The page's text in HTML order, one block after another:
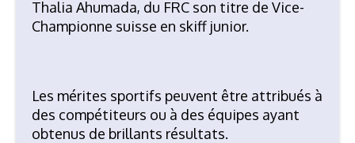
Thalia Ahumada, du FRC son titre de Vice-
Championne suisse en skiff junior.
Les mérites sportifs peuvent être attribués à
des compétiteurs ou à des équipes ayant
obtenus de brillants résultats.